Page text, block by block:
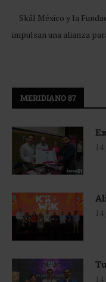
Skål México y la
impulsan una alianza
MERIDIANO 87